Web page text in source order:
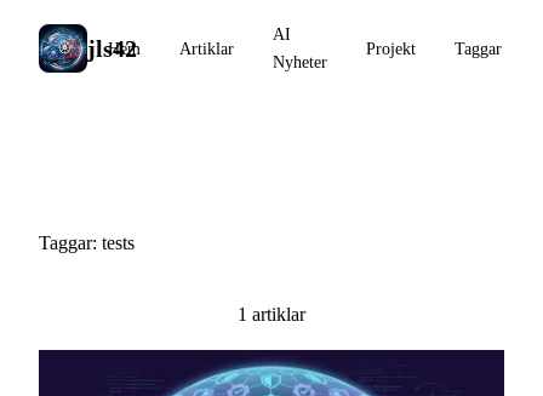
jls42
Hem Artiklar
AI
Nyheter
Projekt Taggar
Taggar: tests
1 artiklar